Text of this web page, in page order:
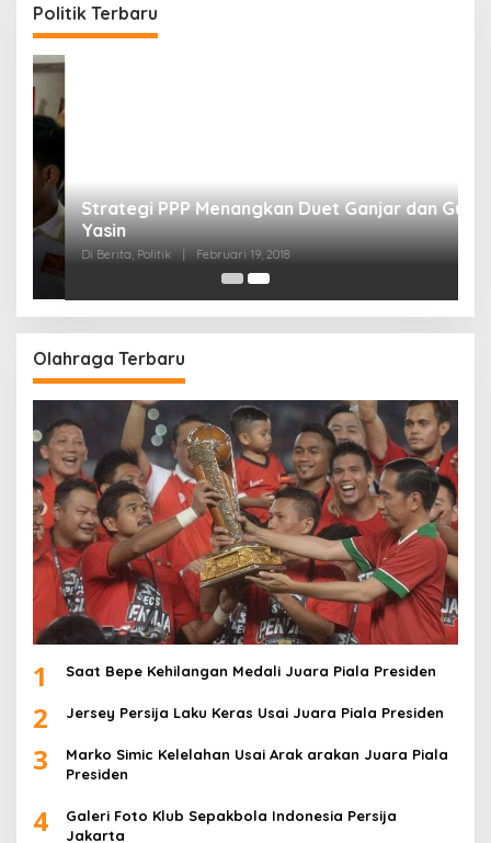
Politik Terbaru
Strategi PPP Menangkan Duet Ganjar dan Gus
Yasin
Di Berita, Politik | Februari 19, 2018
Olahraga Terbaru
1 Saat Bepe Kehilangan Medali Juara Piala Presiden
2 Jersey Persija Laku Keras Usai Juara Piala Presiden
3
Marko Simic Kelelahan Usai Arak arakan Juara Piala
Presiden
4
Galeri Foto Klub Sepakbola Indonesia Persija
Jakarta